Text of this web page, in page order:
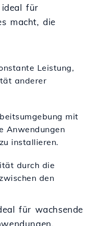
für
macht, die
Leistung,
anderer
mit
Anwendungen
installieren.
durch die
den
für wachsende